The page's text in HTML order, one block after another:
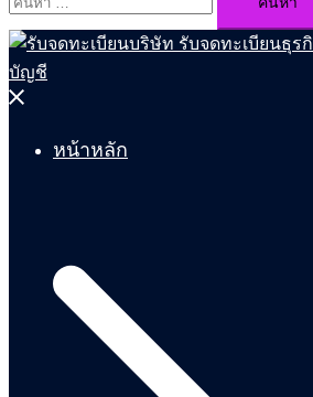
สำหรับ:
Close
หน้าหลัก